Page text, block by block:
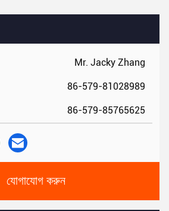
Mr. Jacky Zhang
86-579-81028989
86-579-85765625
যোগাযোগ করুন